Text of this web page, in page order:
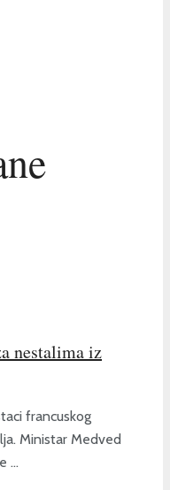
nestalima iz
francuskog
Ministar Medved
...